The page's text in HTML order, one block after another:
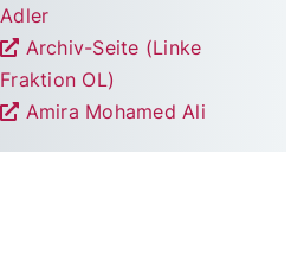
Adler
Archiv-Seite (Linke
Fraktion OL)
Amira Mohamed Ali